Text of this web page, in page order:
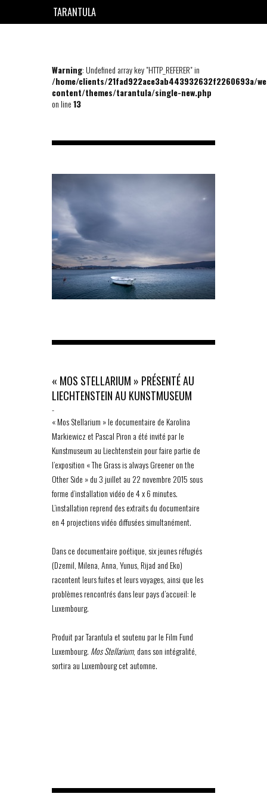
TARANTULA
Warning: Undefined array key "HTTP_REFERER" in
/home/clients/21fad922ace3ab443932632f2260693a/
content/themes/tarantula/single-new.php
on line13
« MOS STELLARIUM » PRÉSENTÉ AU
LIECHTENSTEIN AU KUNSTMUSEUM
-
« Mos Stellarium » le documentaire de Karolina
Markiewicz et Pascal Piron a été invité par le
Kunstmuseum au Liechtenstein pour faire partie de
l’exposition « The Grass is always Greener on the
Other Side » du 3 juillet au 22 novembre 2015 sous
forme d’installation vidéo de 4 x 6 minutes.
L’installation reprend des extraits du documentaire
en 4 projections vidéo diffusées simultanément.
Dans ce documentaire poétique, six jeunes réfugiés
(Dzemil, Milena, Anna, Yunus, Rijad and Eko)
racontent leurs fuites et leurs voyages, ainsi que les
problèmes rencontrés dans leur pays d’accueil: le
Luxembourg.
Produit par Tarantula et soutenu par le Film Fund
Luxembourg. Mos Stellarium, dans son intégralité,
sortira au Luxembourg cet automne.